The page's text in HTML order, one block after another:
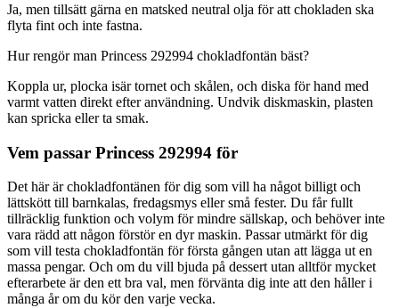
Ja, men tillsätt gärna en matsked neutral olja för att chokladen ska
flyta fint och inte fastna.
Hur rengör man Princess 292994 chokladfontän bäst?
Koppla ur, plocka isär tornet och skålen, och diska för hand med
varmt vatten direkt efter användning. Undvik diskmaskin, plasten
kan spricka eller ta smak.
Vem passar Princess 292994 för
Det här är chokladfontänen för dig som vill ha något billigt och
lättskött till barnkalas, fredagsmys eller små fester. Du får fullt
tillräcklig funktion och volym för mindre sällskap, och behöver inte
vara rädd att någon förstör en dyr maskin. Passar utmärkt för dig
som vill testa chokladfontän för första gången utan att lägga ut en
massa pengar. Och om du vill bjuda på dessert utan alltför mycket
efterarbete är den ett bra val, men förvänta dig inte att den håller i
många år om du kör den varje vecka.